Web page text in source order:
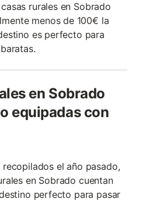
rurales en Sobrado
menos de 100€ la
es perfecto para
en Sobrado
equipadas con
recopilados el año pasado,
en Sobrado cuentan
perfecto para pasar